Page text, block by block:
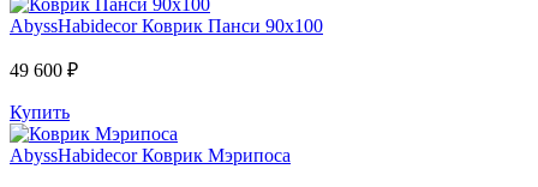
AbyssHabidecor Коврик Панси 90х100
49 600 ₽
Купить
AbyssHabidecor Коврик Мэрипоса